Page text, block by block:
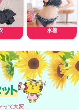
水着
ト
って大変...